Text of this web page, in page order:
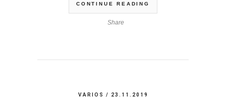
CONTINUE READING
Share
VARIOS / 23.11.2019